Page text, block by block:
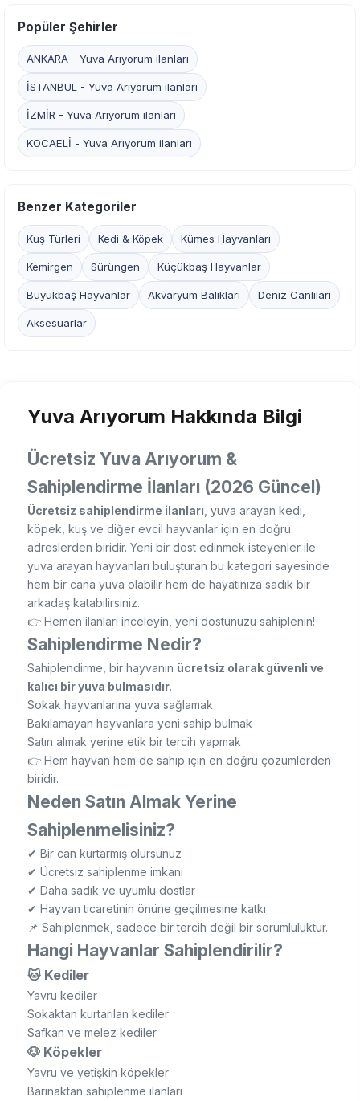
Popüler Şehirler
ANKARA - Yuva Arıyorum ilanları
İSTANBUL - Yuva Arıyorum ilanları
İZMİR - Yuva Arıyorum ilanları
KOCAELİ - Yuva Arıyorum ilanları
Benzer Kategoriler
Kuş Türleri Kedi & Köpek Kümes Hayvanları
Kemirgen Sürüngen Küçükbaş Hayvanlar
Büyükbaş Hayvanlar Akvaryum Balıkları Deniz Canlıları
Aksesuarlar
Yuva Arıyorum Hakkında Bilgi
Ücretsiz Yuva Arıyorum &
Sahiplendirme İlanları (2026 Güncel)
Ücretsiz sahiplendirme ilanları , yuva arayan kedi,
köpek, kuş ve diğer evcil hayvanlar için en doğru
adreslerden biridir. Yeni bir dost edinmek isteyenler ile
yuva arayan hayvanları buluşturan bu kategori sayesinde
hem bir cana yuva olabilir hem de hayatınıza sadık bir
arkadaş katabilirsiniz.
👉 Hemen ilanları inceleyin, yeni dostunuzu sahiplenin!
Sahiplendirme Nedir?
Sahiplendirme, bir hayvanın ücretsiz olarak güvenli ve
kalıcı bir yuva bulmasıdır.
Sokak hayvanlarına yuva sağlamak
Bakılamayan hayvanlara yeni sahip bulmak
Satın almak yerine etik bir tercih yapmak
👉 Hem hayvan hem de sahip için en doğru çözümlerden
biridir.
Neden Satın Almak Yerine
Sahiplenmelisiniz?
✔ Bir can kurtarmış olursunuz
✔ Ücretsiz sahiplenme imkanı
✔ Daha sadık ve uyumlu dostlar
✔ Hayvan ticaretinin önüne geçilmesine katkı
📌 Sahiplenmek, sadece bir tercih değil bir sorumluluktur.
Hangi Hayvanlar Sahiplendirilir?
🐱 Kediler
Yavru kediler
Sokaktan kurtarılan kediler
Safkan ve melez kediler
🐶 Köpekler
Yavru ve yetişkin köpekler
Barınaktan sahiplenme ilanları